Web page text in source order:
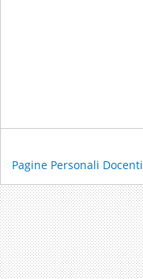
Pagine Personali Docenti